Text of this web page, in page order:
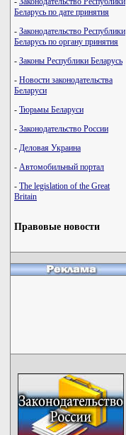
Беларусь по дате принятия
- Законодательство Республики
Беларусь по органу принятия
- Законы Республики Беларусь
- Новости законодательства
Беларуси
- Тюрьмы Беларуси
- Законодательство России
- Деловая Украина
- Автомобильный портал
- The legislation of the Great
Britain
Правовые новости